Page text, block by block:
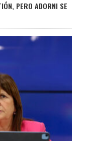
PERO ADORNI SE